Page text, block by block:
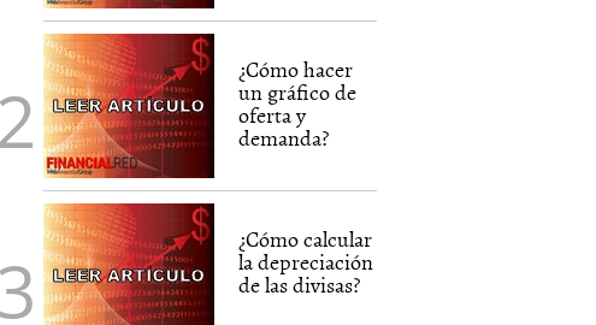
¿Cómo hacer
un gráfico de
oferta y
demanda?
¿Cómo calcular
la depreciación
de las divisas?